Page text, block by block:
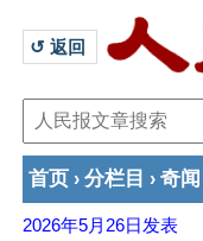
↺ 返回
首页 › 分栏目 › 奇闻
2026年5月26日 发表